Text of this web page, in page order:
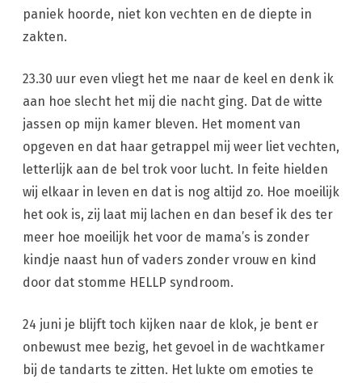
paniek hoorde, niet kon vechten en de diepte in
zakten.
23.30 uur even vliegt het me naar de keel en denk ik
aan hoe slecht het mij die nacht ging. Dat de witte
jassen op mijn kamer bleven. Het moment van
opgeven en dat haar getrappel mij weer liet vechten,
letterlijk aan de bel trok voor lucht. In feite hielden
wij elkaar in leven en dat is nog altijd zo. Hoe moeilijk
het ook is, zij laat mij lachen en dan besef ik des ter
meer hoe moeilijk het voor de mama’s is zonder
kindje naast hun of vaders zonder vrouw en kind
door dat stomme HELLP syndroom.
24 juni je blijft toch kijken naar de klok, je bent er
onbewust mee bezig, het gevoel in de wachtkamer
bij de tandarts te zitten. Het lukte om emoties te